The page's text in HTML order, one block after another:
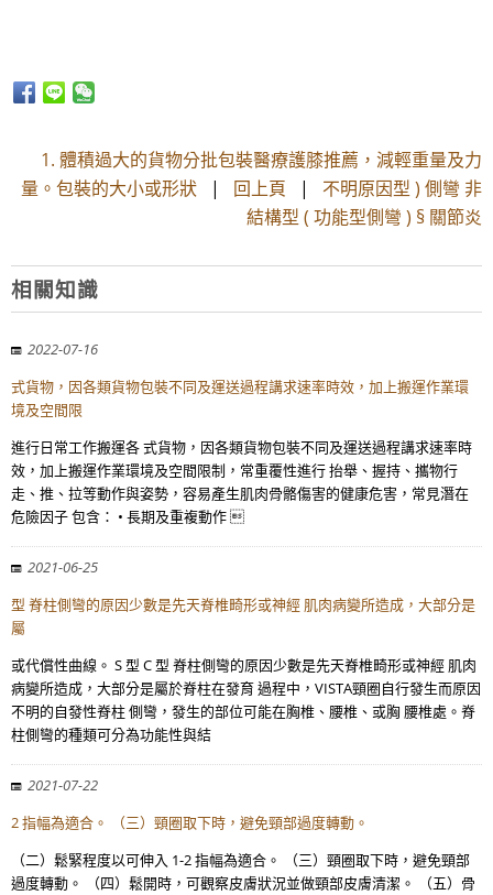
1. 體積過大的貨物分批包裝醫療護膝推薦，減輕重量及力
量。包裝的大小或形狀 | 回上頁 | 不明原因型 ) 側彎 非
結構型 ( 功能型側彎 ) § 關節炎
相關知識
2022-07-16
式貨物，因各類貨物包裝不同及運送過程講求速率時效，加上搬運作業環
境及空間限
進行日常工作搬運各 式貨物，因各類貨物包裝不同及運送過程講求速率時
效，加上搬運作業環境及空間限制，常重覆性進行 抬舉、握持、攜物行
走、推、拉等動作與姿勢，容易產生肌肉骨骼傷害的健康危害，常見潛在
危險因子 包含： • 長期及重複動作 
2021-06-25
型 脊柱側彎的原因少數是先天脊椎畸形或神經 肌肉病變所造成，大部分是
屬
或代償性曲線。 S 型 C 型 脊柱側彎的原因少數是先天脊椎畸形或神經 肌肉
病變所造成，大部分是屬於脊柱在發育 過程中，VISTA頸圈自行發生而原因
不明的自發性脊柱 側彎，發生的部位可能在胸椎、腰椎、或胸 腰椎處。脊
柱側彎的種類可分為功能性與結
2021-07-22
2 指幅為適合。 （三）頸圈取下時，避免頸部過度轉動。
（二）鬆緊程度以可伸入 1-2 指幅為適合。 （三）頸圈取下時，避免頸部
過度轉動。 （四）鬆開時，可觀察皮膚狀況並做頸部皮膚清潔。 （五）骨